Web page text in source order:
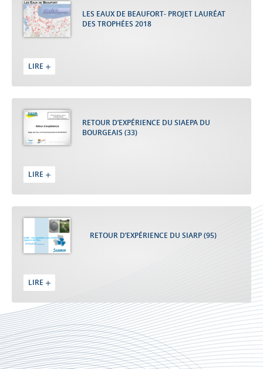
LES EAUX DE BEAUFORT- PROJET LAURÉAT
DES TROPHÉES 2018
LIRE
RETOUR D’EXPÉRIENCE DU SIAEPA DU
BOURGEAIS (33)
LIRE
RETOUR D’EXPÉRIENCE DU SIARP (95)
LIRE